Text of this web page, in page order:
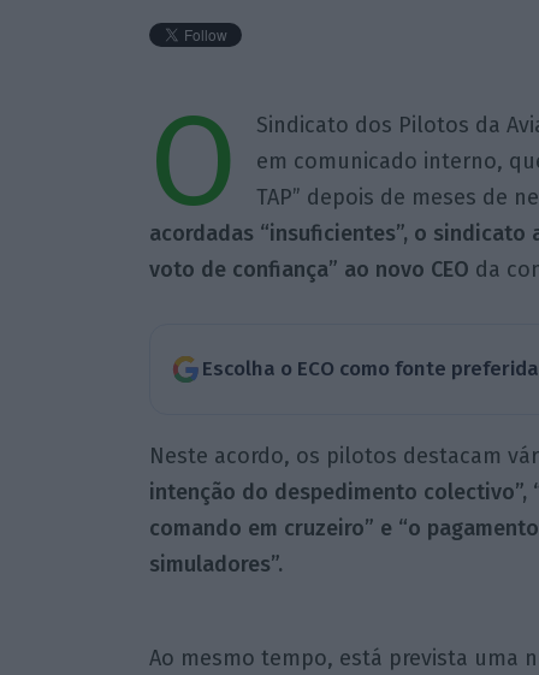
O
Sindicato dos Pilotos da
em comunicado interno,
TAP” depois de meses de
acordadas “insuficientes”, o
voto de confiança” ao novo CEO da
Escolha o ECO como fonte
Neste acordo, os pilotos destacam
intenção do despedimento colectivo”,
comando em cruzeiro” e “o
simuladores”.
Ao mesmo tempo, está prevista uma